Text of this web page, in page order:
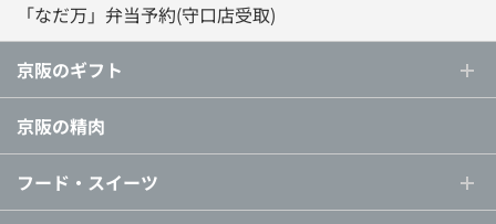
「なだ万」弁当予約(守口店受取)
京阪のギフト
京阪の精肉
フード・スイーツ